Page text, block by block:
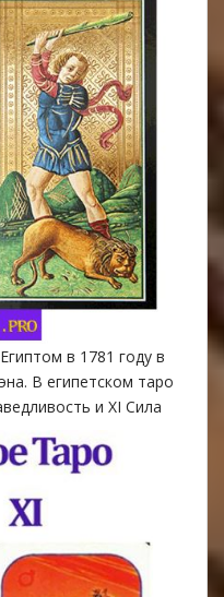
в 1781 году в
В египетском таро
и XI Сила